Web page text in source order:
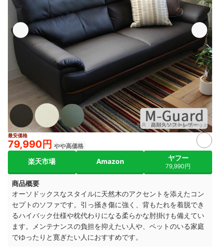
出典：item-shopping.c.yimg.jp
最安価格
79,990円 やや高価格
楽天市場 Amazon ヤフー
79,990円
商品概要
オーソドックスなスタイルに天然木のアクセントを添えたコン
セプトのソファです。引っ掻き傷に強く、背もたれを着脱でき
るハイバック仕様や枕代わりになる柔らかな肘掛けも備えてい
ます。メンテナンスの負担を抑えたい人や、ペットのいる家庭
でゆったりと寛ぎたい人におすすめです。